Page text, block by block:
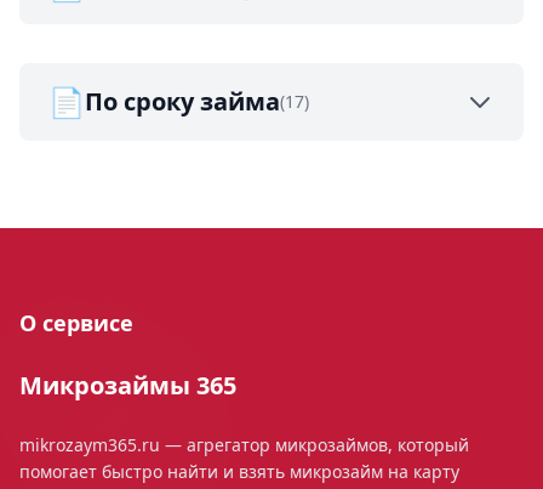
📄По сроку займа(17)
О сервисе
Микрозаймы 365
mikrozaym365.ru — агрегатор микрозаймов, который
помогает быстро найти и взять микрозайм на карту